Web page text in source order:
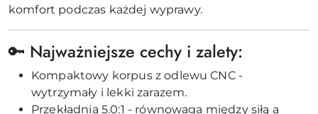
komfort podczas każdej wyprawy.
🔑 Najważniejsze cechy i zalety:
Kompaktowy korpus z odlewu CNC -
wytrzymały i lekki zarazem.
Przekładnia 5.0:1 - równowaga między siłą a